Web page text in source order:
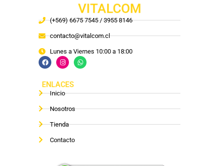
VITALCOM
(+569) 6675 7545 / 3955 8146
contacto@vitalcom.cl
Lunes a Viernes 10:00 a 18:00
ENLACES
Inicio
Nosotros
Tienda
Contacto